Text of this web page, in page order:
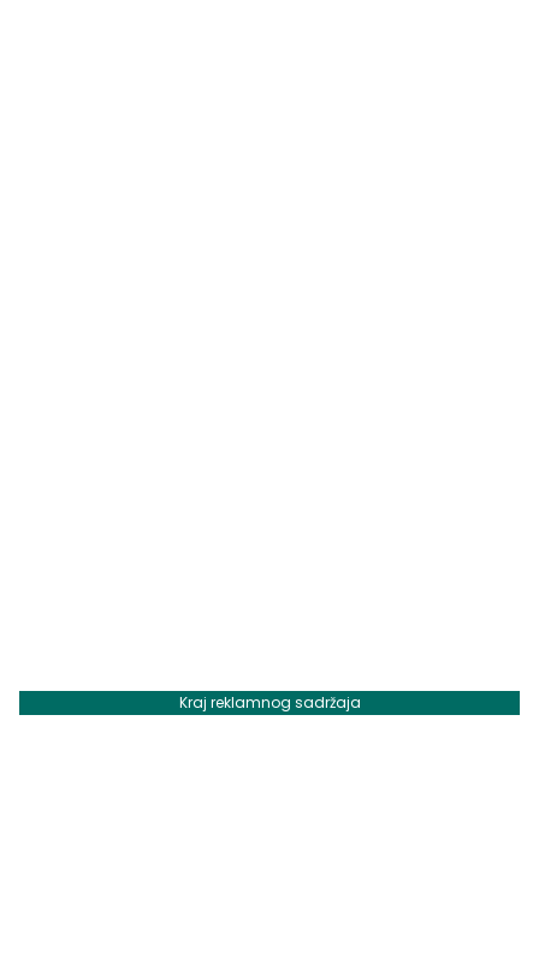
Kraj reklamnog sadržaja